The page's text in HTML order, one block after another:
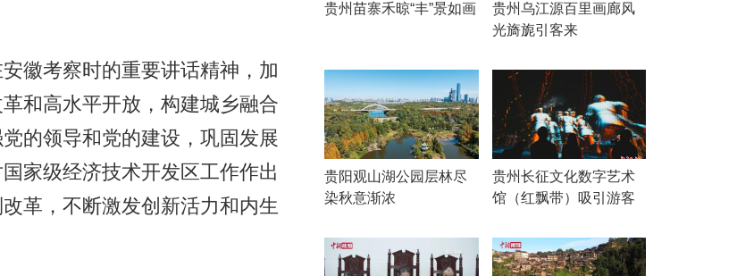
徽考察时的重要讲话精神，加
和高水平开放，构建城乡融合
的领导和党的建设，巩固发展
家级经济技术开发区工作作出
革，不断激发创新活力和内生
贵州苗寨禾晾“丰”景如画
贵州乌江源百里画廊风
光旖旎引客来
贵阳观山湖公园层林尽
染秋意渐浓
贵州长征文化数字艺术
馆（红飘带）吸引游客